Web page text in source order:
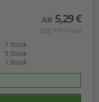
AB 5,29 €
(zzgl. 19% Mwst.)
1 Stück
5 Stück
1 Stück